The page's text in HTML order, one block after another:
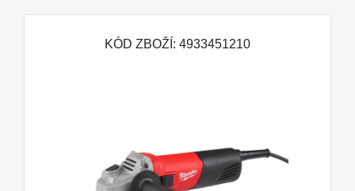
KÓD ZBOŽÍ: 4933451210